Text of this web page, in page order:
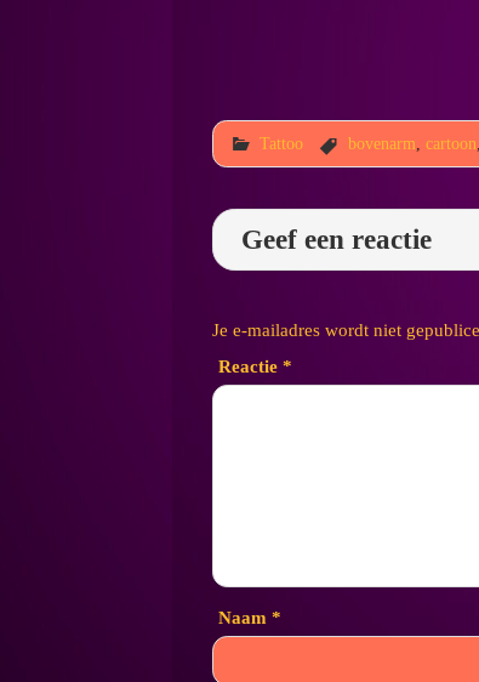
Tattoo bovenarm ,cartoon
Geef een reactie
Je e-mailadres wordt niet
Reactie *
Naam *